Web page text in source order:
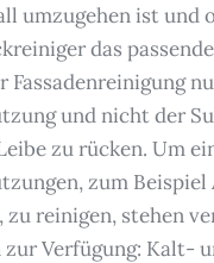
umzugehen ist und
das
Fassadenreinigung
und nicht der
zu rücken. Um
zum Beispiel
zu reinigen, stehen
zur Verfügung: Kalt-